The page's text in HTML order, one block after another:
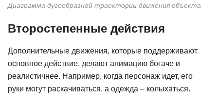
Диаграмма дугообразной траектории движения объекта
Второстепенные действия
Дополнительные движения, которые поддерживают
основное действие, делают анимацию богаче и
реалистичнее. Например, когда персонаж идет, его
руки могут раскачиваться, а одежда – колыхаться.